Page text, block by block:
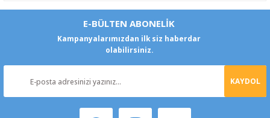
E-BÜLTEN ABONELİK
Kampanyalarımızdan ilk siz haberdar
olabilirsiniz.
KAYDOL